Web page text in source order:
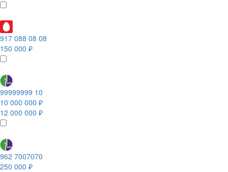
917 088 08 08
150 000 ₽
99999999 10
10 000 000 ₽
12 000 000 ₽
962 7007070
250 000 ₽